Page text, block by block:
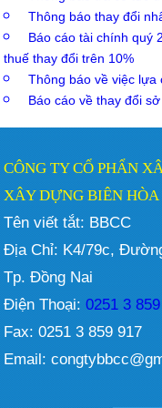
Thông báo thay đổi
Báo cáo tài chính quý
thuế thay đổi trên 10%
Thông báo về việc lựa
Báo cáo về thay đổi
CÔNG TY CỔ PHẨN
XÂY DỰNG BIÊN HÒA
Tên viết tắt: BBCC
Địa Chỉ: K4/79c,
Tp. Đồng Nai
Điện Thoại: 0251 3
Fax: 0251 3 859 917
Email: